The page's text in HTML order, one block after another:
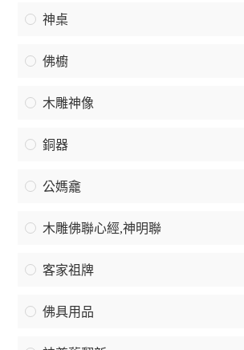
神桌
佛櫥
木雕神像
銅器
公媽龕
木雕佛聯心經,神明聯
客家祖牌
佛具用品